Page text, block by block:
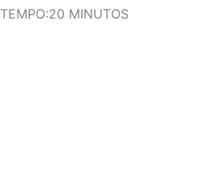
TEMPO:20 MINUTOS